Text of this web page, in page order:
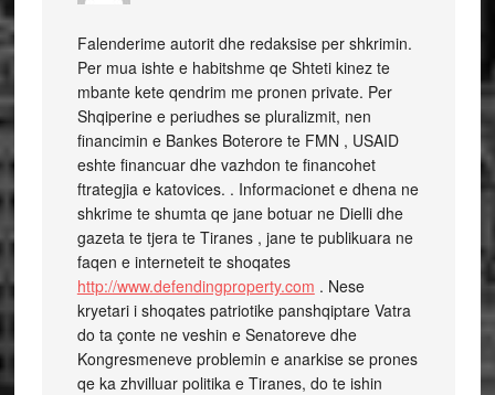
Falenderime autorit dhe redaksise per shkrimin.
Per mua ishte e habitshme qe Shteti kinez te
mbante kete qendrim me pronen private. Per
Shqiperine e periudhes se pluralizmit, nen
financimin e Bankes Boterore te FMN , USAID
eshte financuar dhe vazhdon te financohet
ftrategjia e katovices. . Informacionet e dhena ne
shkrime te shumta qe jane botuar ne Dielli dhe
gazeta te tjera te Tiranes , jane te publikuara ne
faqen e interneteit te shoqates
http://www.defendingproperty.com . Nese
kryetari i shoqates patriotike panshqiptare Vatra
do ta çonte ne veshin e Senatoreve dhe
Kongresmeneve problemin e anarkise se prones
qe ka zhvilluar politika e Tiranes, do te ishin